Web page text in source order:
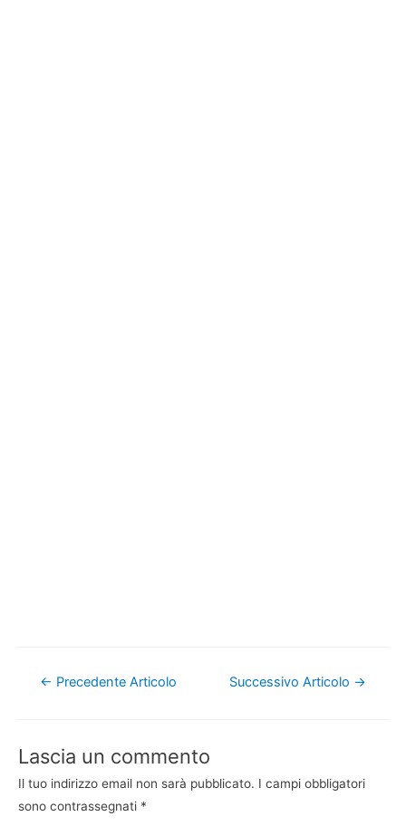
Navigazione
← Precedente Articolo Successivo Articolo →
Lascia un commento
Il tuo indirizzo email non sarà pubblicato. I campi obbligatori
sono contrassegnati *